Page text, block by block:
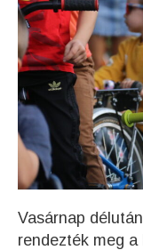
Vasárnap
rendezték meg